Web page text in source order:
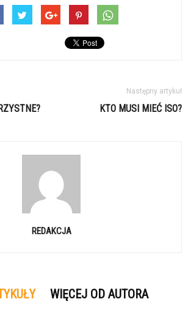
Następny artykuł
KTO MUSI MIEĆ ISO?
REDAKCJA
WIĘCEJ OD AUTORA